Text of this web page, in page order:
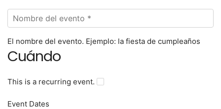
El nombre del evento. Ejemplo: la fiesta de cumpleaños
Cuándo
This is a recurring event.
Event Dates